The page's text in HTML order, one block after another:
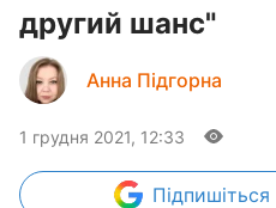
другий шанс"
Анна Підгорна
1 грудня 2021, 12:33
Підпишіться